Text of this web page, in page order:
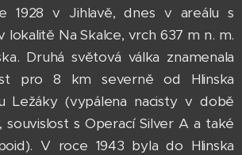
1928 v Jihlavě, dnes v areálu s
lokalitě Na Skalce, vrch 637 m n. m.
Druhá světová válka znamenala
pro 8 km severně od Hlinska
Ležáky (vypálena nacisty v době
souvislost s Operací Silver A a také
V roce 1943 byla do Hlinska